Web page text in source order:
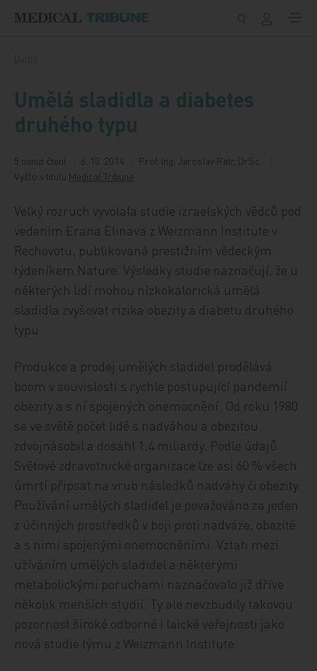
Umělá sladidla a diabetes
druhého typu
5 minut čtení 6. 10. 2014
Prof. Ing. Jaroslav Petr, DrSc.
Vyšlo v titulu Medical Tribune
Velký rozruch vyvolala studie izraelských vědců pod
vedením Erana Elinava z Weizmann Institute v
Rechovotu, publikovaná prestižním vědeckým
týdeníkem Nature. Výsledky studie naznačují, že u
některých lidí mohou nízkokalorická umělá
sladidla zvyšovat rizika obezity a diabetu druhého
typu.
Produkce a prodej umělých sladidel prodělává
boom v souvislosti s rychle postupující pandemií
obezity a s ní spojených onemocnění. Od roku 1980
se ve světě počet lidé s nadváhou a obezitou
zdvojnásobil a dosáhl 1,4 miliardy. Podle údajů
Světové zdravotnické organizace lze asi 60 % všech
úmrtí připsat na vrub následků nadváhy či obezity.
Používání umělých sladidel je považováno za jeden
z účinných prostředků v boji proti nadváze, obezitě
a s nimi spojenými onemocněními. Vztah mezi
užíváním umělých sladidel a některými
metabolickými poruchami naznačovalo již dříve
několik menších studií. Ty ale nevzbudily takovou
pozornost široké odborné i laické veřejnosti jako
nová studie týmu z Weizmann Institute.